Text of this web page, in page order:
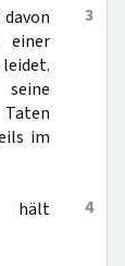
3
einer
im
4
hält